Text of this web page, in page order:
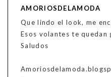
AMORIOSDELAMODA
Que lindo el look, me
Esos volantes te quedan
Saludos